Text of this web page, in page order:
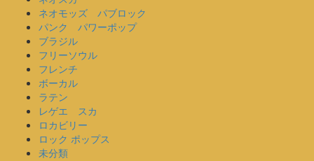
ネオモッズ パブロック
パンク パワーポップ
ブラジル
フリーソウル
フレンチ
ボーカル
ラテン
レゲエ スカ
ロカビリー
ロック ポップス
未分類